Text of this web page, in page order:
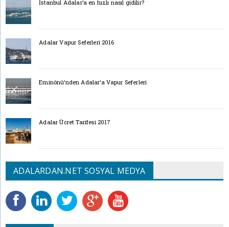
İstanbul Adalar’a en hızlı nasıl gidilir?
Adalar Vapur Seferleri 2016
Eminönü’nden Adalar’a Vapur Seferleri
Adalar Ücret Tarifesi 2017
ADALARDAN.NET SOSYAL MEDYA